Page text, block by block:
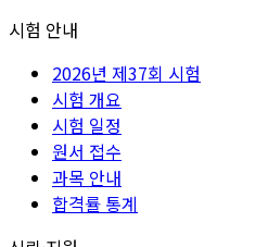
시험 안내
2026년 제37회 시험
시험 개요
시험 일정
원서 접수
과목 안내
합격률 통계